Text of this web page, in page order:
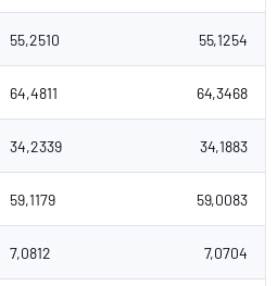
55,2510 55,1254
64,4811 64,3468
34,2339 34,1883
59,1179 59,0083
7,0812 7,0704